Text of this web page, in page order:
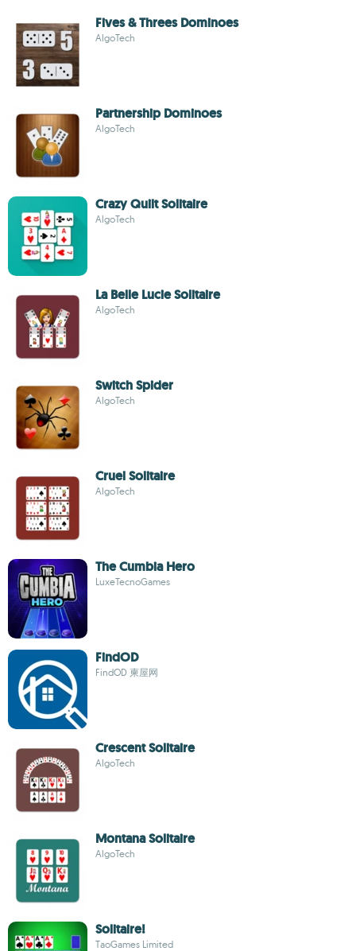
Fives & Threes Dominoes
AlgoTech
Partnership Dominoes
AlgoTech
Crazy Quilt Solitaire
AlgoTech
La Belle Lucie Solitaire
AlgoTech
Switch Spider
AlgoTech
Cruel Solitaire
AlgoTech
The Cumbia Hero
LuxeTecnoGames
FindOD
FindOD 柬屋网
Crescent Solitaire
AlgoTech
Montana Solitaire
AlgoTech
Solitaire!
TaoGames Limited